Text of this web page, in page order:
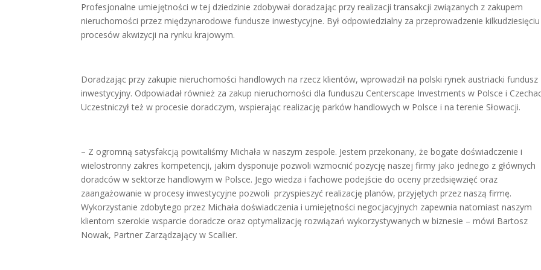
Profesjonalne umiejętności w tej dziedzinie zdobywał doradzając przy realizacji transakcji związanych z zakupem
nieruchomości przez międzynarodowe fundusze inwestycyjne. Był odpowiedzialny za przeprowadzenie kilkudziesięciu
procesów akwizycji na rynku krajowym.
Doradzając przy zakupie nieruchomości handlowych na rzecz klientów, wprowadził na polski rynek austriacki fundusz
inwestycyjny. Odpowiadał również za zakup nieruchomości dla funduszu Centerscape Investments w Polsce i
Uczestniczył też w procesie doradczym, wspierając realizację parków handlowych w Polsce i na terenie Słowacji.
– Z ogromną satysfakcją powitaliśmy Michała w naszym zespole. Jestem przekonany, że bogate doświadczenie i
wielostronny zakres kompetencji, jakim dysponuje pozwoli wzmocnić pozycję naszej firmy jako jednego z głównych
doradców w sektorze handlowym w Polsce. Jego wiedza i fachowe podejście do oceny przedsięwzięć oraz
zaangażowanie w procesy inwestycyjne pozwoli przyspieszyć realizację planów, przyjętych przez naszą firmę.
Wykorzystanie zdobytego przez Michała doświadczenia i umiejętności negocjacyjnych zapewnia natomiast naszym
klientom szerokie wsparcie doradcze oraz optymalizację rozwiązań wykorzystywanych w biznesie – mówi Bartosz
Nowak, Partner Zarządzający w Scallier.